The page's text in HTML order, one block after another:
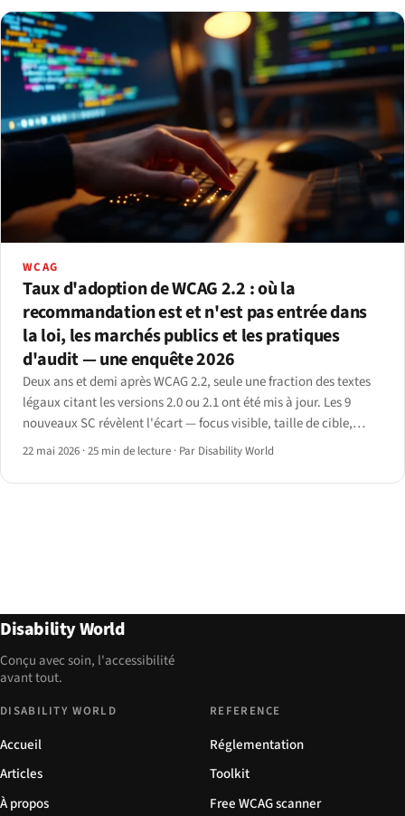
WCAG
Taux d'adoption de WCAG 2.2 : où la
recommandation est et n'est pas entrée dans
la loi, les marchés publics et les pratiques
d'audit — une enquête 2026
Deux ans et demi après WCAG 2.2, seule une fraction des textes
légaux citant les versions 2.0 ou 2.1 ont été mis à jour. Les 9
nouveaux SC révèlent l'écart — focus visible, taille de cible,
glisser-déposer, saisie redondante, authentification accessible.
22 mai 2026 ·25 min de lecture · Par Disability World
Disability World
Conçu avec soin, l'accessibilité
avant tout.
DISABILITY WORLD
Accueil
Articles
À propos
REFERENCE
Réglementation
Toolkit
Free WCAG scanner